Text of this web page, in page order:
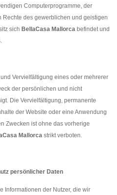
Computerprogramme, der
des gewerblichen und geistigen
sich BellaCasa Mallorca befindet und
Vervielfältigung eines oder mehrerer
der persönlichen und nicht
Die Vervielfältigung, permanente
der Website oder eine Anwendung
Zwecken ist ohne das vorherige
Mallorca strikt verboten.
persönlicher Daten
Informationen der Nutzer, die wir